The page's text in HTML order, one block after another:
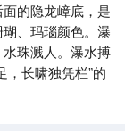
的隐龙嶂底，是
、玛瑙颜色。瀑
珠溅人。瀑水搏
，长啸独凭栏”的